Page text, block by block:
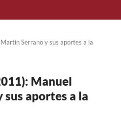
Serrano y sus aportes a la
Manuel
aportes a la